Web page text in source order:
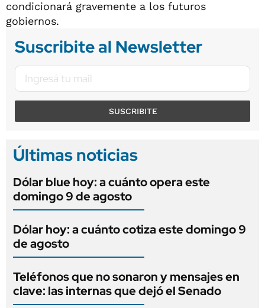
condicionará gravemente a los futuros
gobiernos.
Suscribite al Newsletter
SUSCRIBITE
Últimas noticias
Dólar blue hoy: a cuánto opera este
domingo 9 de agosto
Dólar hoy: a cuánto cotiza este domingo 9
de agosto
Teléfonos que no sonaron y mensajes en
clave: las internas que dejó el Senado